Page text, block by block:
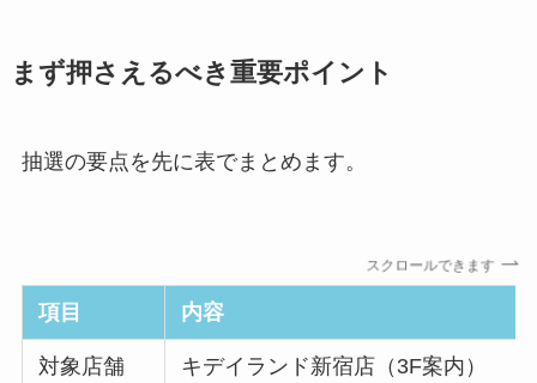
まず押さえるべき重要ポイント
抽選の要点を先に表でまとめます。
スクロールできます
項目 内容
対象店舗 キデイランド新宿店（3F案内）